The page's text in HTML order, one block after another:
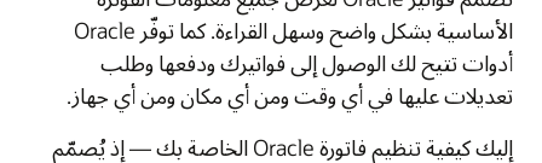
الأساسية بشكل واضح وسهل القراءة. كما توفّر Oracle
أدوات تتيح لك الوصول إلى فواتيرك ودفعها وطلب
تعديلات عليها في أي وقت ومن أي مكان ومن أي جهاز.
إليك كيفية تنظيم فاتورة Oracle الخاصة بك — إذ يُصمّم